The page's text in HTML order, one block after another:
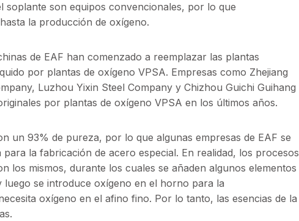
son equipos convencionales, por lo que
la producción de oxígeno.
de EAF han comenzado a reemplazar las plantas
por plantas de oxígeno VPSA. Empresas como Zhejiang
Luzhou Yixin Steel Company y Chizhou Guichi Guihang
por plantas de oxígeno VPSA en los últimos años.
un 93% de pureza, por lo que algunas empresas de EAF se
la fabricación de acero especial. En realidad, los procesos
los mismos, durante los cuales se añaden algunos elementos
se introduce oxígeno en el horno para la
oxígeno en el afino fino. Por lo tanto, las esencias de la